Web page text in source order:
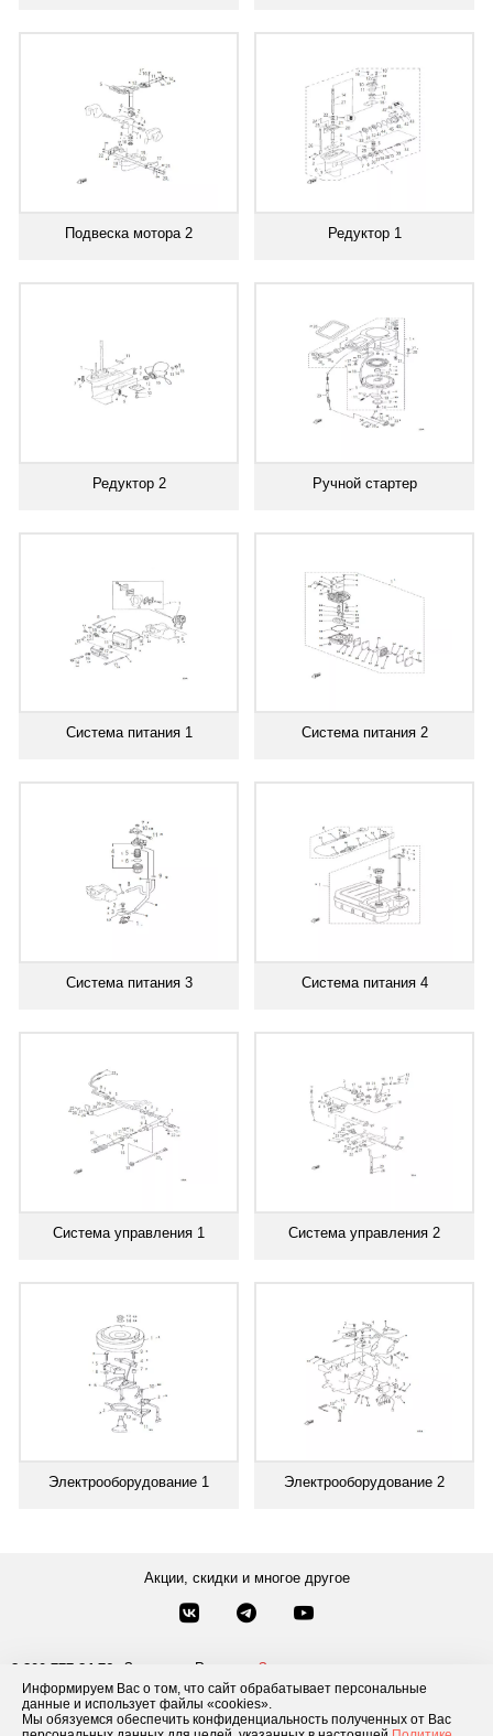
Информируем Вас о том, что сайт обрабатывает персональные
данные и использует файлы «cookies».
Мы обязуемся обеспечить конфиденциальность полученных от Вас
Подвеска мотора 2 Редуктор 1
Редуктор 2 Ручной стартер
Система питания 1 Система питания 2
Система питания 3 Система питания 4
Система управления 1 Система управления 2
Электрооборудование 1 Электрооборудование 2
Акции, скидки и многое другое
8-800-777-84-76 Звонки по России
Заказать звонок
8 495 181-69-06
Москва